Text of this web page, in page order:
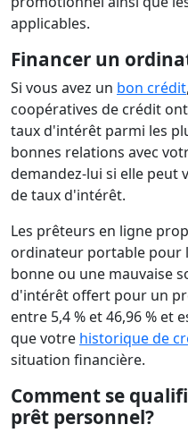
applicables.
Financer un
Si vous avez un bon crédit
coopératives de crédit
taux d'intérêt parmi les
bonnes relations avec
demandez-lui si elle peut
de taux d'intérêt.
Les prêteurs en ligne
ordinateur portable pour
bonne ou une mauvaise
d'intérêt offert pour un
entre 5,4 % et 46,96 % et
que votre historique de
situation financière.
Comment se
prêt personnel?